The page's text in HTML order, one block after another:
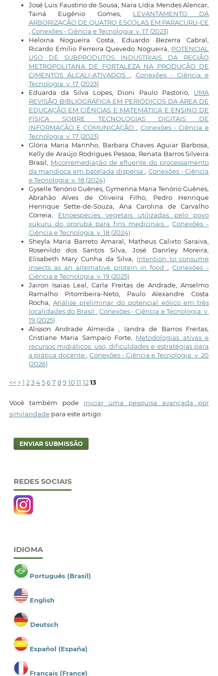
José Luis Faustino de Sousa, Nara Lídia Mendes Alencar,
Tainá Eugênio Gomes, LEVANTAMENTO DA
ARBORIZAÇÃO DE QUATRO ESCOLAS EM PARACURU-CE
Conexões - Ciência e Tecnologia: v. 17 (2023)
Heloina Nogueira Costa, Eduardo Bezerra Cabral,
Ricardo Emílio Ferreira Quevedo Nogueira, POTENCIAL
USO DE SUBPRODUTOS INDUSTRIAIS DA REGIÃO
METROPOLITANA DE FORTALEZA NA PRODUÇÃO DE
CIMENTOS ÁLCALI-ATIVADOS
Conexões - Ciência e
Tecnologia: v. 17 (2023)
Eduarda da Silva Lopes, Dioni Paulo Pastorio, UMA
REVISÃO BIBLIOGRÁFICA EM PERIÓDICOS DA ÁREA DE
EDUCAÇÃO EM CIÊNCIAS E MATEMÁTICA E ENSINO DE
FÍSICA SOBRE TECNOLOGIAS DIGITAIS DE
INFORMAÇÃO E COMUNICAÇÃO
Conexões - Ciência e
Tecnologia: v. 17 (2023)
Glória Maria Marinho, Barbara Chaves Aguiar Barbosa,
Kelly de Araújo Rodrigues Pessoa, Renata Barros Silveira
Brasil, Micorremediação de efluente do processamento
da mandioca em batelada dispersa
Conexões - Ciência
e Tecnologia: v. 18 (2024)
Gyselle Tenório Guênes, Gymenna Maria Tenório Guênes,
Abrahão Alves de Oliveira Filho, Pedro Henrique
Henrique Sette-de-Souza, Ana Carolina de Carvalho
Correia, Etnoespécies vegetais utilizadas pelo povo
xukuru do ororubá para fins medicinais
,Conexões -
Ciência e Tecnologia: v. 18 (2024)
Sheyla Maria Barreto Amaral, Matheus Calixto Saraiva,
Rosenildo dos Santos Silva, José Danrley Moreira,
Elisabeth Mary Cunha da Silva, Intention to consume
insects as an alternative protein in food
,Conexões -
Ciência e Tecnologia: v. 19 (2025)
Jairon Isaias Leal, Carla Freitas de Andrade, Anselmo
Ramalho Pitombeira-Neto, Paulo Alexandre Costa
Rocha, Análise preliminar do potencial eólico em três
localidades do Brasil
Conexões - Ciência e Tecnologia: v.
19 (2025)
Alisson Andrade Almeida , Iandra de Barros Freitas,
Cristiane Maria Sampaio Forte, Metodologias ativas e
recursos midiáticos: uso, dificuldades e estratégias para
a prática docente
Conexões - Ciência e Tecnologia: v. 20
(2026)
<< < 1 2 3 4 5 6 7 8 9 10 11 12 13
Você também pode iniciar uma pesquisa avançada por
similaridadepara este artigo.
ENVIAR SUBMISSÃO
REDES SOCIAIS
IDIOMA
Português (Brasil)
English
Deutsch
Español (España)
Français (France)